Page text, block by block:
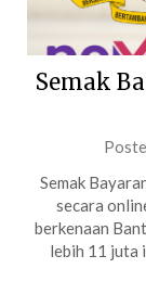
Semak
Semak
secara
berkenaan
lebih 11 juta